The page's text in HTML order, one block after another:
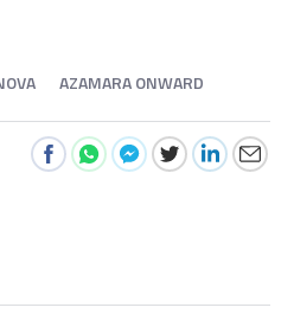
AZAMARA ONWARD